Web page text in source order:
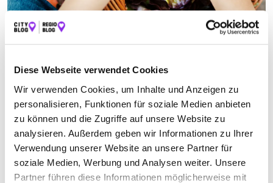
Diese Webseite verwendet Cookies
Wir verwenden Cookies, um Inhalte und Anzeigen zu
personalisieren, Funktionen für soziale Medien anbieten
zu können und die Zugriffe auf unsere Website zu
analysieren. Außerdem geben wir Informationen zu Ihrer
Verwendung unserer Website an unsere Partner für
soziale Medien, Werbung und Analysen weiter. Unsere
Partner führen diese Informationen möglicherweise mit
Finden
ALLE TRIER